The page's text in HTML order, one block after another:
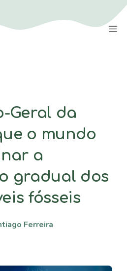
Geral da
o mundo
a
gradual dos
fósseis
Ferreira